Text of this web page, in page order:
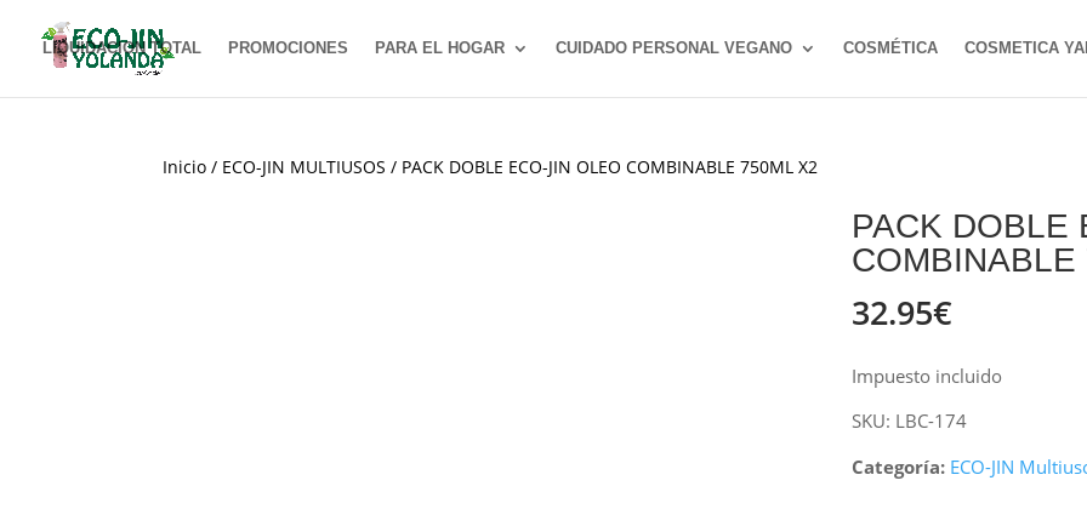
LIQUIDACION TOTAL PROMOCIONES PARA EL HOGAR CUIDADO PERSONAL VEGANO COSMÉTICA COSMETICA
Inicio / ECO-JIN MULTIUSOS / PACK DOBLE ECO-JIN OLEO COMBINABLE 750ML X2
PACK DOBLE
COMBINABLE
32.95€
Impuesto incluido
SKU: LBC-174
Categoría: ECO-JIN